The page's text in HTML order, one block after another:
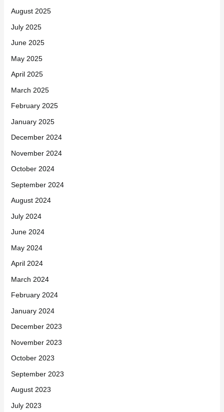
August 2025
July 2025
June 2025
May 2025
April 2025
March 2025
February 2025
January 2025
December 2024
November 2024
October 2024
September 2024
August 2024
July 2024
June 2024
May 2024
April 2024
March 2024
February 2024
January 2024
December 2023
November 2023
October 2023
September 2023
August 2023
July 2023